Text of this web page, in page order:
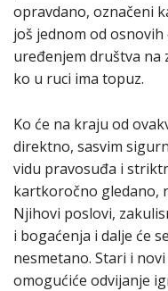
opravdano, označeni
još jednom od
uređenjem društva na
ko u ruci ima topuz.
Ko će na kraju od
direktno, sasvim
vidu pravosuđa i
kartkoročno gledano,
Njihovi poslovi,
i bogaćenja i dalje će
nesmetano. Stari i
omogućiće odvijanje